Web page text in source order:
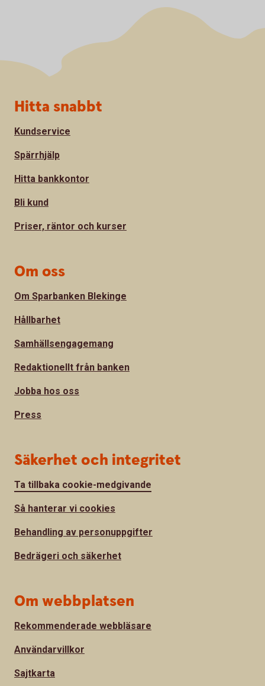
Sidfot
Hitta snabbt
Kundservice
Spärrhjälp
Hitta bankkontor
Bli kund
Priser, räntor och kurser
Om oss
Om Sparbanken Blekinge
Hållbarhet
Samhällsengagemang
Redaktionellt från banken
Jobba hos oss
Press
Säkerhet och integritet
Ta tillbaka cookie-medgivande
Så hanterar vi cookies
Behandling av personuppgifter
Bedrägeri och säkerhet
Om webbplatsen
Rekommenderade webbläsare
Användarvillkor
Sajtkarta